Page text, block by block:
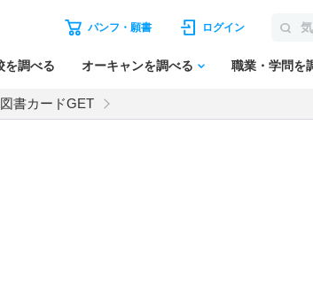
パンフ・願書 ログイン
を調べる オーキャンを調べる 職業・学問を
書カードGET